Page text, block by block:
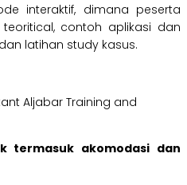
interaktif, dimana peserta
contoh aplikasi dan
latihan study kasus.
Aljabar Training and
termasuk akomodasi dan